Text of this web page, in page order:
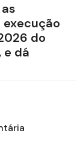
do
e dá